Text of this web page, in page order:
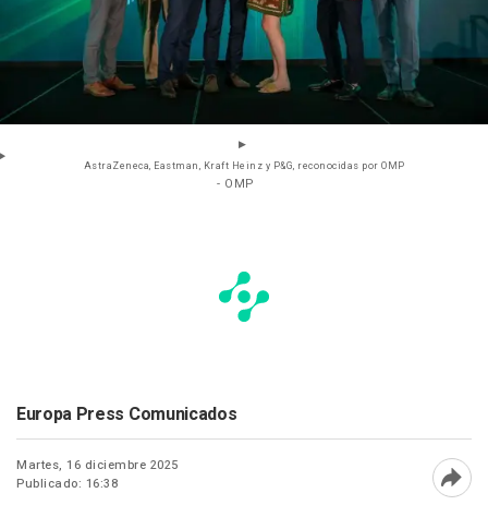
AstraZeneca, Eastman, Kraft Heinz y P&G, reconocidas por OMP
- OMP
Europa Press Comunicados
Martes, 16 diciembre 2025
Publicado: 16:38